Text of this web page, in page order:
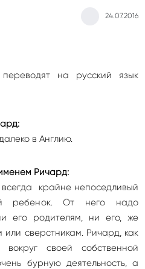
24.07.2016
на русский язык
в Англию.
Ричард:
крайне непоседливый
ребенок. От него надо
его родителям, ни его, же
сверстникам. Ричард, как
своей собственной
бурную деятельность, а